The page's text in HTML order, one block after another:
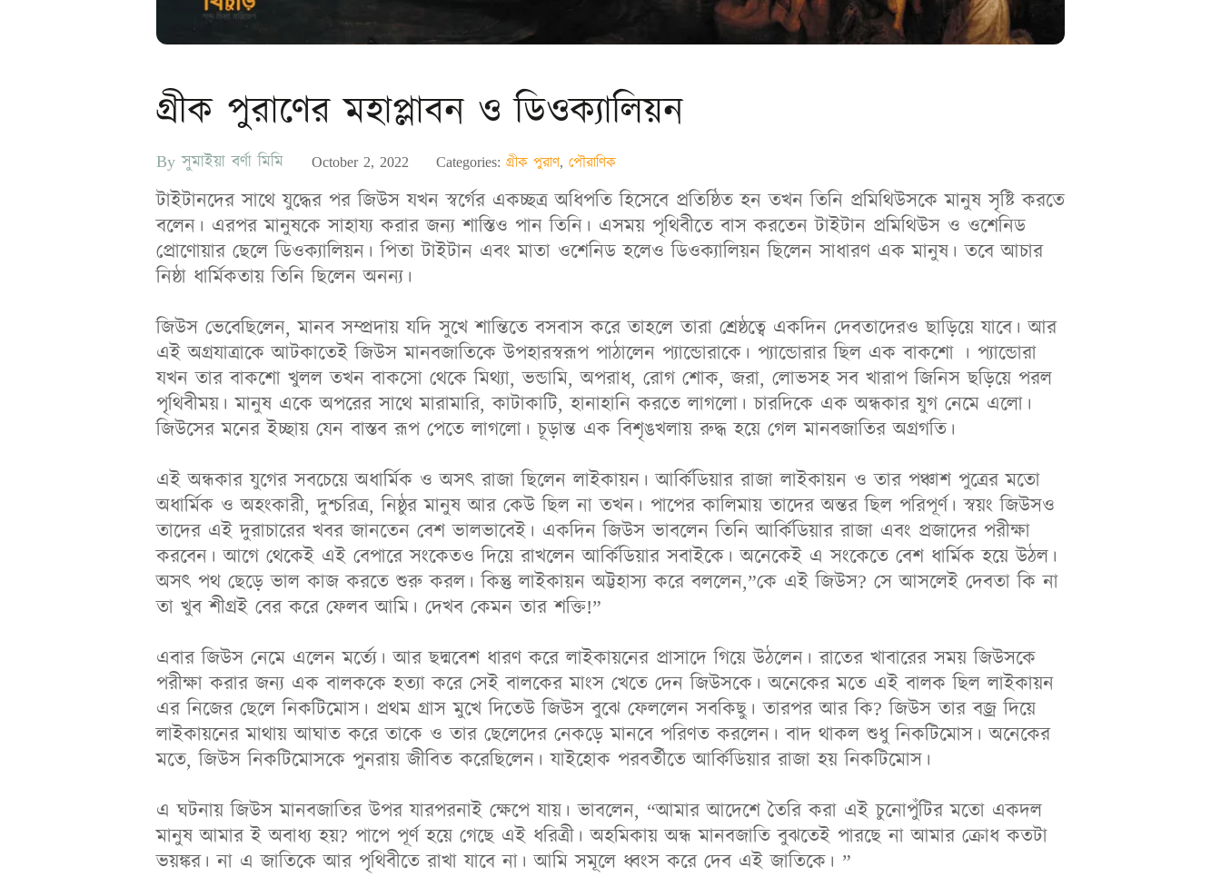
গ্রীক পুরাণের মহাপ্লাবন ও ডিওক্যালিয়ন
Byসুমাইয়া বর্ণা মিমি
Posted
October 2, 2022 Categories: গ্রীক পুরাণ, পৌরাণিক
টাইটানদের সাথে যুদ্ধের পর জিউস যখন স্বর্গের একচ্ছত্র অধিপতি হিসেবে প্রতিষ্ঠিত হন তখন তিনি প্রমিথিউসকে মানুষ সৃষ্টি করতে
বলেন। এরপর মানুষকে সাহায্য করার জন্য শাস্তিও পান তিনি। এসময় পৃথিবীতে বাস করতেন টাইটান প্রমিথিউস ও ওশেনিড
প্রোণোয়ার ছেলে ডিওক্যালিয়ন। পিতা টাইটান এবং মাতা ওশেনিড হলেও ডিওক্যালিয়ন ছিলেন সাধারণ এক মানুষ। তবে আচার
নিষ্ঠা ধার্মিকতায় তিনি ছিলেন অনন্য।
জিউস ভেবেছিলেন, মানব সম্প্রদায় যদি সুখে শান্তিতে বসবাস করে তাহলে তারা শ্রেষ্ঠত্বে একদিন দেবতাদেরও ছাড়িয়ে যাবে। আর
এই অগ্রযাত্রাকে আটকাতেই জিউস মানবজাতিকে উপহারস্বরূপ পাঠালেন প্যান্ডোরাকে। প্যান্ডোরার ছিল এক বাকশো । প্যান্ডোরা
যখন তার বাকশো খুলল তখন বাকসো থেকে মিথ্যা, ভন্ডামি, অপরাধ, রোগ শোক, জরা, লোভসহ সব খারাপ জিনিস ছড়িয়ে পরল
পৃথিবীময়। মানুষ একে অপরের সাথে মারামারি, কাটাকাটি, হানাহানি করতে লাগলো। চারদিকে এক অন্ধকার যুগ নেমে এলো।
জিউসের মনের ইচ্ছায় যেন বাস্তব রূপ পেতে লাগলো। চূড়ান্ত এক বিশৃঙখলায় রুদ্ধ হয়ে গেল মানবজাতির অগ্রগতি।
এই অন্ধকার যুগের সবচেয়ে অধার্মিক ও অসৎ রাজা ছিলেন লাইকায়ন। আর্কিডিয়ার রাজা লাইকায়ন ও তার পঞ্চাশ পুত্রের মতো
অধার্মিক ও অহংকারী, দুশ্চরিত্র, নিষ্ঠুর মানুষ আর কেউ ছিল না তখন। পাপের কালিমায় তাদের অন্তর ছিল পরিপূর্ণ। স্বয়ং জিউসও
তাদের এই দুরাচারের খবর জানতেন বেশ ভালভাবেই। একদিন জিউস ভাবলেন তিনি আর্কিডিয়ার রাজা এবং প্রজাদের পরীক্ষা
করবেন। আগে থেকেই এই বেপারে সংকেতও দিয়ে রাখলেন আর্কিডিয়ার সবাইকে। অনেকেই এ সংকেতে বেশ ধার্মিক হয়ে উঠল।
অসৎ পথ ছেড়ে ভাল কাজ করতে শুরু করল। কিন্তু লাইকায়ন অট্টহাস্য করে বললেন,”কে এই জিউস? সে আসলেই দেবতা কি না
তা খুব শীগ্রই বের করে ফেলব আমি। দেখব কেমন তার শক্তি!”
এবার জিউস নেমে এলেন মর্ত্যে। আর ছদ্মবেশ ধারণ করে লাইকায়নের প্রাসাদে গিয়ে উঠলেন। রাতের খাবারের সময় জিউসকে
পরীক্ষা করার জন্য এক বালককে হত্যা করে সেই বালকের মাংস খেতে দেন জিউসকে। অনেকের মতে এই বালক ছিল লাইকায়ন
এর নিজের ছেলে নিকটিমোস। প্রথম গ্রাস মুখে দিতেউ জিউস বুঝে ফেললেন সবকিছু। তারপর আর কি? জিউস তার বজ্র দিয়ে
লাইকায়নের মাথায় আঘাত করে তাকে ও তার ছেলেদের নেকড়ে মানবে পরিণত করলেন। বাদ থাকল শুধু নিকটিমোস। অনেকের
মতে, জিউস নিকটিমোসকে পুনরায় জীবিত করেছিলেন। যাইহোক পরবর্তীতে আর্কিডিয়ার রাজা হয় নিকটিমোস।
এ ঘটনায় জিউস মানবজাতির উপর যারপরনাই ক্ষেপে যায়। ভাবলেন, “আমার আদেশে তৈরি করা এই চুনোপুঁটির মতো একদল
মানুষ আমার ই অবাধ্য হয়? পাপে পূর্ণ হয়ে গেছে এই ধরিত্রী। অহমিকায় অন্ধ মানবজাতি বুঝতেই পারছে না আমার ক্রোধ কতটা
ভয়ঙ্কর। না এ জাতিকে আর পৃথিবীতে রাখা যাবে না। আমি সমূলে ধ্বংস করে দেব এই জাতিকে। ”